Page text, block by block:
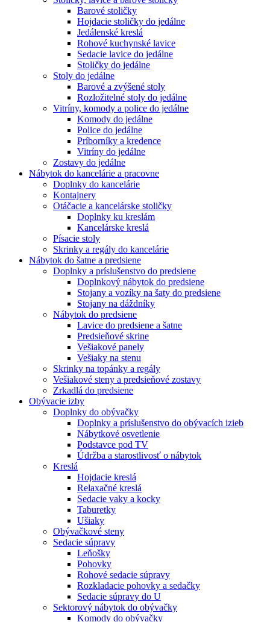
Barové stoličky
Hojdacie stoličky do jedálne
Jedálenské kreslá
Rohové kuchynské lavice
Sedacie lavice do jedálne
Stoličky do jedálne
Stoly do jedálne
Barové a zvýšené stoly
Rozložitelné stoly do jedálne
Vitríny, komody a police do jedálne
Komody do jedálne
Police do jedálne
Príborníky a kredence
Vitríny do jedálne
Zostavy do jedálne
Nábytok do kancelárie a pracovne
Doplnky do kancelárie
Kontajnery
Otáčacie a kancelárske stoličky
Doplnky ku kreslám
Kancelárske kreslá
Písacie stoly
Skrinky a regály do kancelárie
Nábytok do šatne a predsiene
Doplnky a príslušenstvo do predsiene
Doplnkový nábytok do predsiene
Stojany a vozíky na šaty do predsiene
Stojany na dáždníky
Nábytok do predsiene
Lavice do predsiene a šatne
Predsieňové skrine
Vešiakové panely
Vešiaky na stenu
Skrinky na topánky a regály
Vešiakové steny a predsieňové zostavy
Zrkadlá do predsiene
Obývacie izby
Doplnky do obývačky
Doplnky a príslušenstvo do obývacích izieb
Nábytkové osvetlenie
Podstavce pod TV
Údržba a starostlivosť o nábytok
Kreslá
Hojdacie kreslá
Relaxačné kreslá
Sedacie vaky a kocky
Taburetky
Ušiaky
Obývačkové steny
Sedacie súpravy
Leňošky
Pohovky
Rohové sedacie súpravy
Rozkladacie pohovky a sedačky
Sedacie súpravy do U
Sektorový nábytok do obývačky
Komody do obývačky